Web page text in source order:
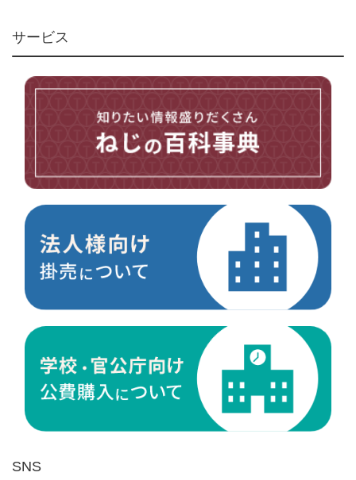
アンカー・プラグ
ユニファイねじ
その他ねじ
電材・設備
切削工具
ケミカル製品
荷役伝導
環境安全用品
サービス
SNS